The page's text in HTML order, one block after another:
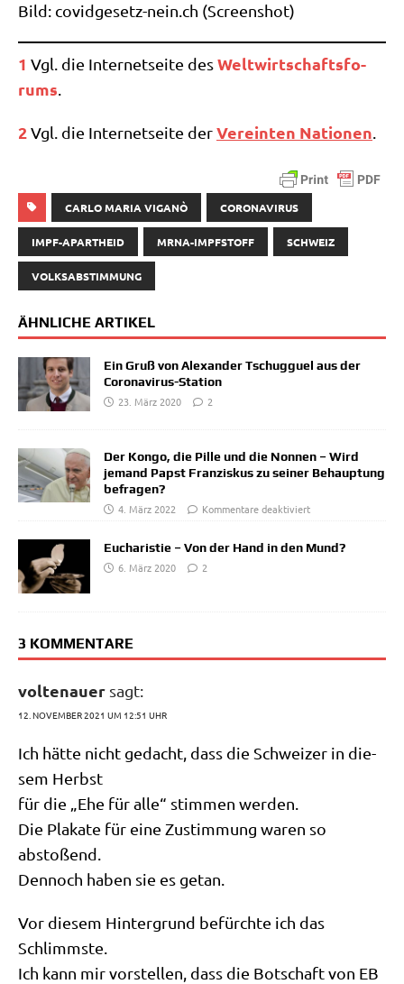
Bild: covid​ge​setz​-nein​.ch (Screen­shot)
1 Vgl. die Inter­net­sei­te desWelt­wirt­schafts­fo­
rums.
2Vgl. die Inter­net­sei­te derVer­ein­ten Natio­nen.
CARLO MARIA VIGANÒ CORONAVIRUS
IMPF-APARTHEID MRNA-IMPFSTOFF SCHWEIZ
VOLKSABSTIMMUNG
ÄHNLICHE ARTIKEL
Ein Gruß von Alexander Tschugguel aus der
Coronavirus-Station
23. März 2020
2
Der Kongo, die Pille und die Nonnen – Wird
jemand Papst Franziskus zu seiner Behauptung
befragen?
4. März 2022
Kommentare deaktiviert
Eucharistie – Von der Hand in den Mund?
6. März 2020
2
3 KOMMENTARE
voltenauer sagt:
12. NOVEMBER 2021 UM 12:51 UHR
Ich hät­te nicht gedacht, dass die Schwei­zer in die­
sem Herbst
für die „Ehe für alle“ stim­men werden.
Die Pla­ka­te für eine Zustim­mung waren so
abstoßend.
Den­noch haben sie es getan.
Vor die­sem Hin­ter­grund befürch­te ich das
Schlimmste.
Ich kann mir vor­stel­len, dass die Bot­schaft von EB